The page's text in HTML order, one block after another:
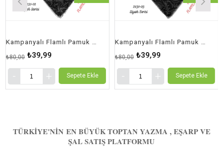
Kampanyalı Flamlı Pamuk Eşarp
₺39,99
₺80,00
Sepete Ekle
Kampanyalı Flamlı Pamuk Eşarp
₺39,99
₺80,00
Sepete Ekle
TÜRKIYE'NIN EN BÜYÜK TOPTAN YAZMA , EŞARP VE
ŞAL SATIŞ PLATFORMU